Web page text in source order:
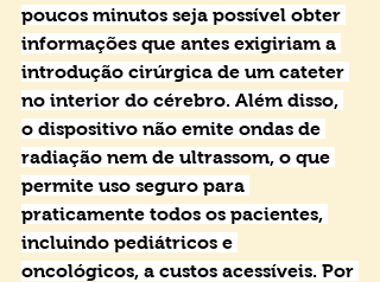
poucos minutos seja possível obter
informações que antes exigiriam a
introdução cirúrgica de um cateter
no interior do cérebro. Além disso,
o dispositivo não emite ondas de
radiação nem de ultrassom, o que
permite uso seguro para
praticamente todos os pacientes,
incluindo pediátricos e
oncológicos, a custos acessíveis. Por